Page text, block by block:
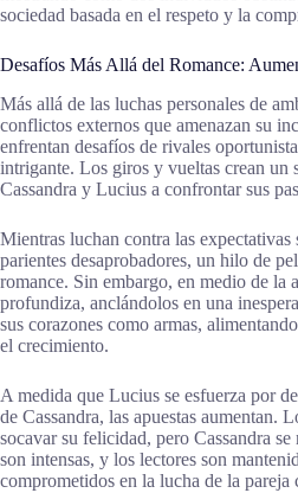
sociedad basada en el respeto y la
Desafíos Más Allá del Romance:
Más allá de las luchas personales de
conflictos externos que amenazan su
enfrentan desafíos de rivales
intrigante. Los giros y vueltas crean un
Cassandra y Lucius a confrontar sus
Mientras luchan contra las expectativas
parientes desaprobadores, un hilo de
romance. Sin embargo, en medio de la
profundiza, anclándolos en una
sus corazones como armas,
el crecimiento.
A medida que Lucius se esfuerza por
de Cassandra, las apuestas aumentan.
socavar su felicidad, pero Cassandra
son intensas, y los lectores son
comprometidos en la lucha de la pareja